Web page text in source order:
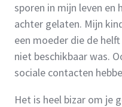
sporen in mijn leven en
achter gelaten. Mijn
een moeder die de
niet beschikbaar was.
sociale contacten
Het is heel bizar om je